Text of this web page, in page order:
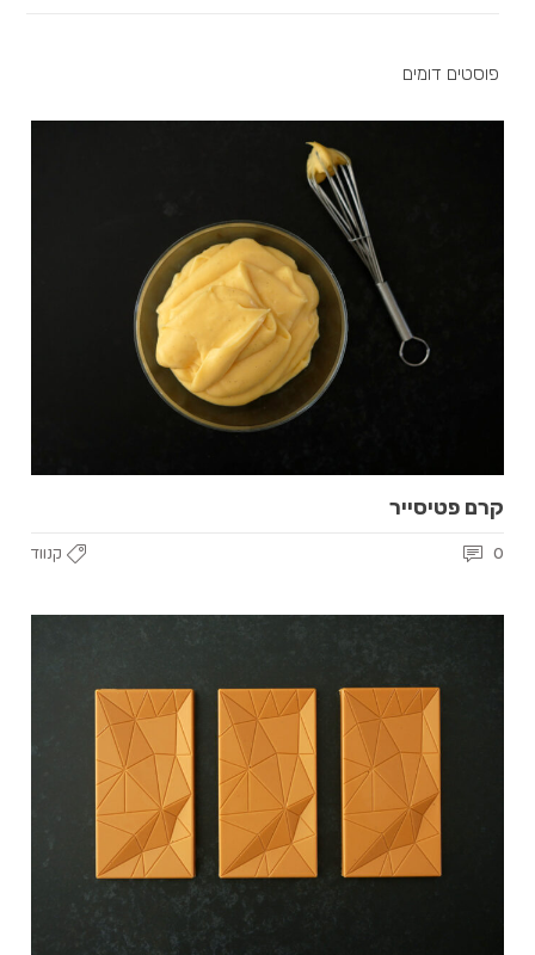
פוסטים דומים
קרם פטיסייר
קנווד 0